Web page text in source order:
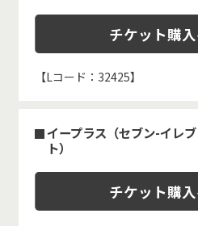
チケット購
【Lコード：32425】
イープラス（セブン-イレ
ト）
チケット購